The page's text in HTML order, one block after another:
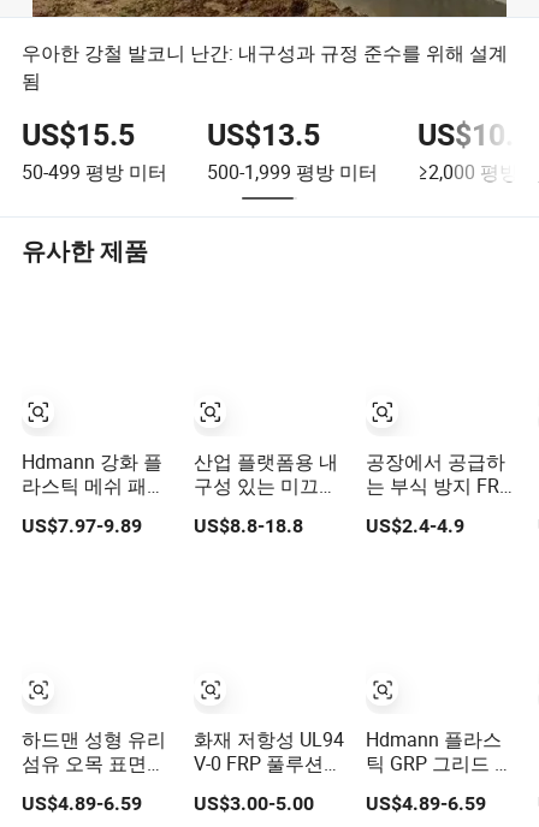
우아한 강철 발코니 난간: 내구성과 규정 준수를 위해 설계
됨
US$15.5
50-499 평방 미터
US$13.5
500-1,999 평방 미터
US$10.2
≥2,000 평방
유사한 제품
Hdmann 강화 플
라스틱 메쉬 패널
FRP 그레이트 트
US$7.97-9.89
하드맨 성형 유리
섬유 오목 표면
FRP 그레이팅
US$4.89-6.59
산업 플랫폼용 내
구성 있는 미끄럼
팅
US$8.8-18.8
화재 저항성 UL94
V-0 FRP 풀루션
화재 저항성 정전
기 방지 안전 그레
US$3.00-5.00
공장에서 공급하
는 부식 방지 FRP
(catwalk용 유리
US$2.4-4.9
Hdmann 플라스
틱 GRP 그리드 메
쉬 판 FRP 그레이
팅 자동차 세차 바
US$4.89-6.59